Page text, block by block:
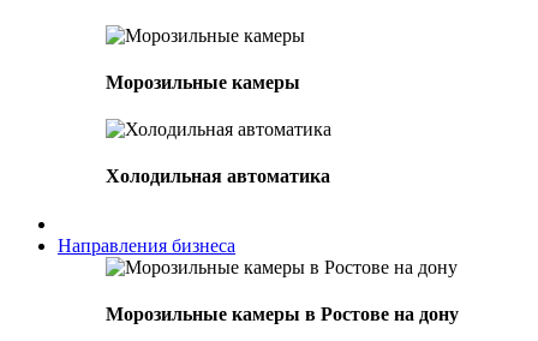
Морозильные камеры
Холодильная автоматика
Направления бизнеса
Морозильные камеры в Ростове на дону